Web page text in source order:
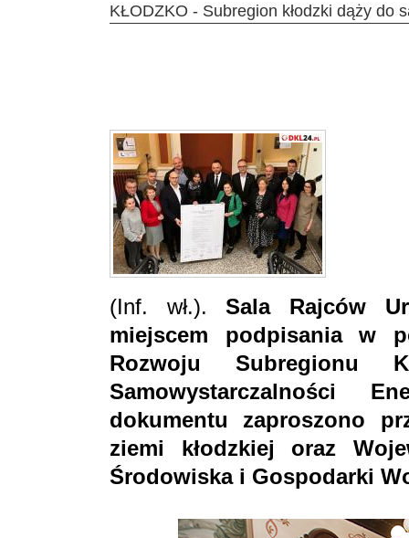
KŁODZKO - Subregion kłodzki dąży do
(Inf. wł.). Sala Rajców
miejscem podpisania w
Rozwoju Subregionu
Samowystarczalności
dokumentu zaproszono
ziemi kłodzkiej oraz
Środowiska i Gospodarki